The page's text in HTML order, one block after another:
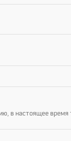
в настоящее время